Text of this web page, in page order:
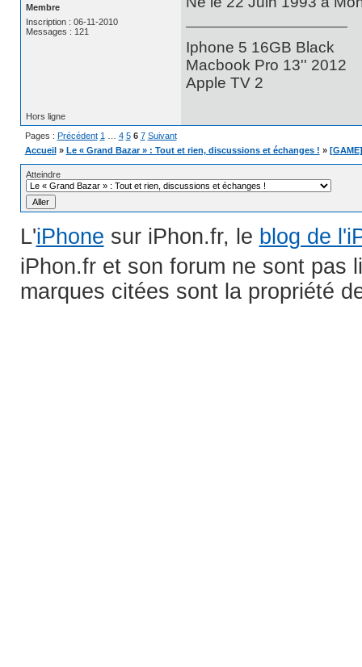
Membre
Inscription : 06-11-2010
Messages : 121
Iphone 5 16GB Black
Macbook Pro 13'' 2012
Apple TV 2
Hors ligne
Pages : Précédent 1 4 5 6 7 Suivant
Accueil » Le « Grand Bazar » : Tout et rien, discussions et échanges ! »
Atteindre
L'iPhone sur iPhon.fr, le blog de
iPhon.fr et son forum ne sont pas
marques citées sont la propriété